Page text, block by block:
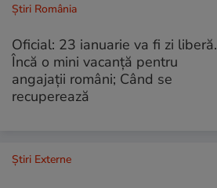
Știri România
Oficial: 23 ianuarie va fi zi liberă.
Încă o mini vacanță pentru
angajații români; Când se
recuperează
Știri Externe